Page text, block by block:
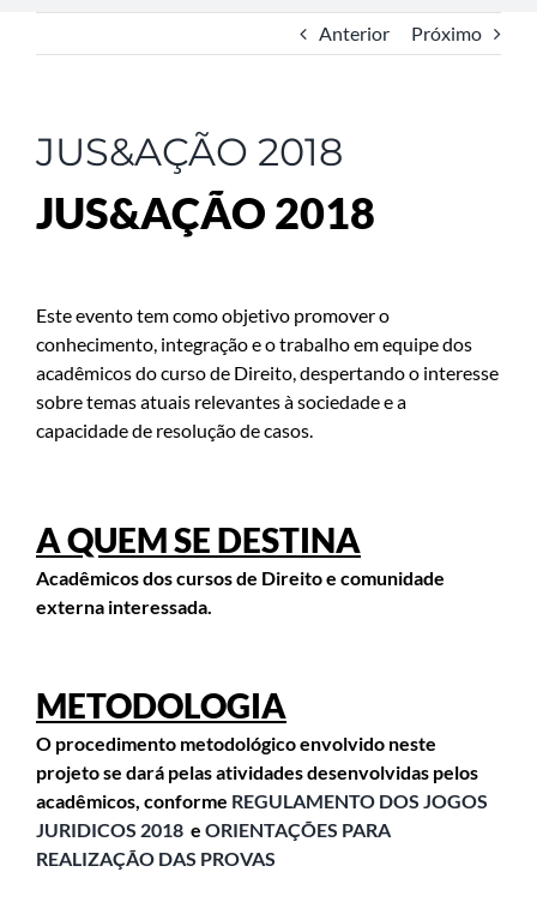
Anterior Próximo
JUS&AÇÃO 2018
JUS&AÇÃO 2018
Este evento tem como objetivo promover o
conhecimento, integração e o trabalho em equipe dos
acadêmicos do curso de Direito, despertando o interesse
sobre temas atuais relevantes à sociedade e a
capacidade de resolução de casos.
A QUEM SE DESTINA
Acadêmicos dos cursos de Direito e comunidade
externa interessada.
METODOLOGIA
O procedimento metodológico envolvido neste
projeto se dará pelas atividades desenvolvidas pelos
acadêmicos, conforme REGULAMENTO DOS JOGOS
JURIDICOS 2018 e ORIENTAÇÕES PARA
REALIZAÇÃO DAS PROVAS